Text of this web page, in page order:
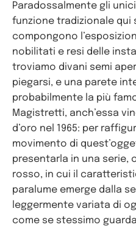
Paradossalmente gli
funzione tradizionale qui
compongono
nobilitati e resi delle
troviamo divani semi
piegarsi, e una parete
probabilmente la più
Magistretti, anch’essa
d’oro nel 1965: per
movimento di
presentarla in una serie,
rosso, in cui il
paralume emerge dalla
leggermente variata di
come se stessimo